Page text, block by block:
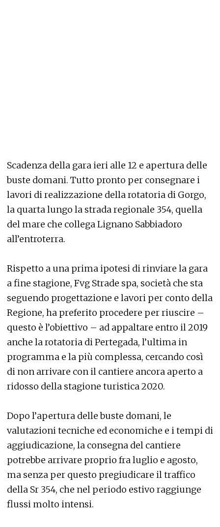
Scadenza della gara ieri alle 12 e apertura delle
buste domani. Tutto pronto per consegnare i
lavori di realizzazione della rotatoria di Gorgo,
la quarta lungo la strada regionale 354, quella
del mare che collega Lignano Sabbiadoro
all’entroterra.
Rispetto a una prima ipotesi di rinviare la gara
a fine stagione, Fvg Strade spa, società che sta
seguendo progettazione e lavori per conto della
Regione, ha preferito procedere per riuscire –
questo è l’obiettivo – ad appaltare entro il 2019
anche la rotatoria di Pertegada, l’ultima in
programma e la più complessa, cercando così
di non arrivare con il cantiere ancora aperto a
ridosso della stagione turistica 2020.
Dopo l’apertura delle buste domani, le
valutazioni tecniche ed economiche e i tempi di
aggiudicazione, la consegna del cantiere
potrebbe arrivare proprio fra luglio e agosto,
ma senza per questo pregiudicare il traffico
della Sr 354, che nel periodo estivo raggiunge
flussi molto intensi.